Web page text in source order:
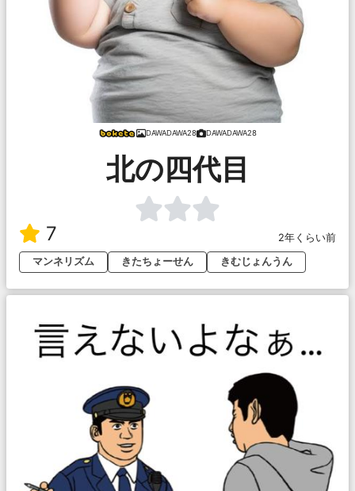
DAWADAWA28 DAWADAWA28
北の四代目
7
2年くらい前
マンネリズム
きたちょーせん きむじょんうん